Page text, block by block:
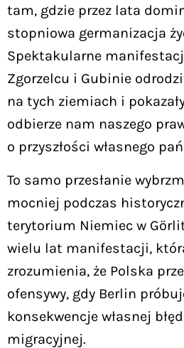
tam, gdzie przez lata
stopniowa germanizacja
Spektakularne
Zgorzelcu i Gubinie
na tych ziemiach i
odbierze nam naszego
o przyszłości własnego
To samo przesłanie
mocniej podczas
terytorium Niemiec w
wielu lat manifestacji,
zrozumienia, że Polska
ofensywy, gdy Berlin
konsekwencje własnej
migracyjnej.